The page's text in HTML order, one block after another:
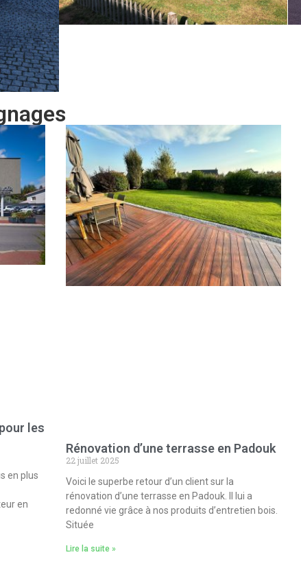
les
en plus
en
Rénovation d’une terrasse en Padouk
22 juillet 2025
Voici le superbe retour d’un client sur la
rénovation d’une terrasse en Padouk. Il lui a
redonné vie grâce à nos produits d’entretien bois.
Située
Lire la suite »